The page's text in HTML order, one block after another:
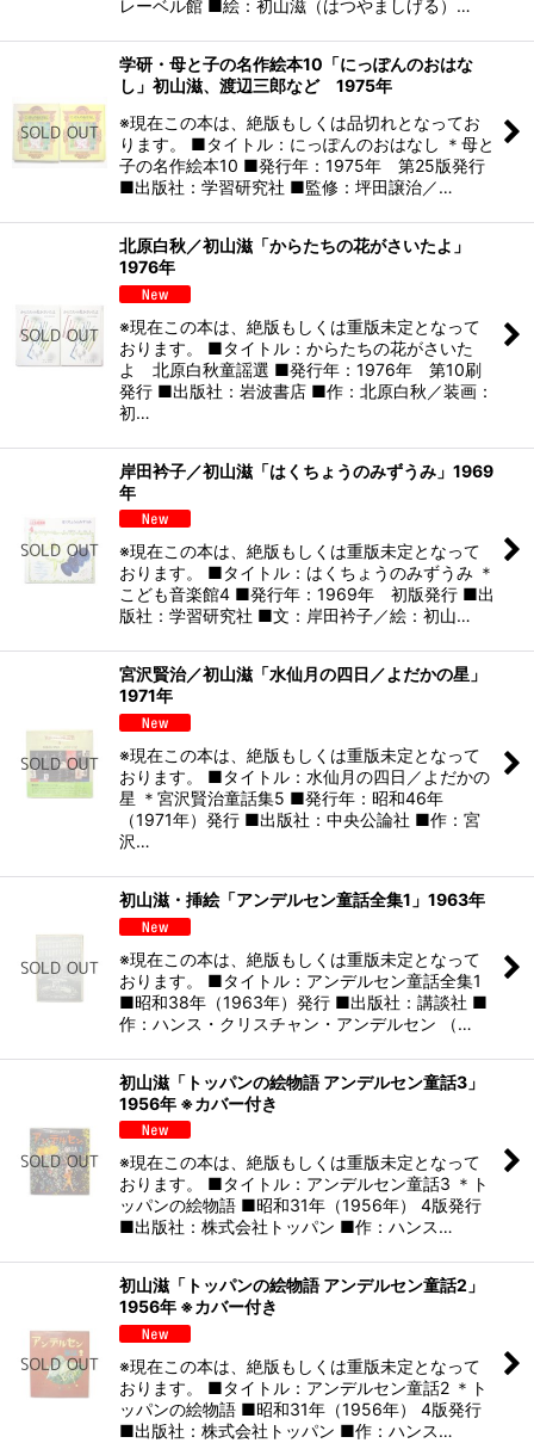
レーベル館 ■絵：初山滋（はつやましげる）…
学研・母と子の名作絵本10「にっぽんのおはな
し」初山滋、渡辺三郎など 1975年
※現在この本は、絶版もしくは品切れとなってお
ります。 ■タイトル：にっぽんのおはなし ＊母と
子の名作絵本10 ■発行年：1975年 第25版発行
■出版社：学習研究社 ■監修：坪田譲治／…
北原白秋／初山滋「からたちの花がさいたよ」
1976年
※現在この本は、絶版もしくは重版未定となって
おります。 ■タイトル：からたちの花がさいた
よ 北原白秋童謡選 ■発行年：1976年 第10刷
発行 ■出版社：岩波書店 ■作：北原白秋／装画：
初…
岸田衿子／初山滋「はくちょうのみずうみ」1969
年
※現在この本は、絶版もしくは重版未定となって
おります。 ■タイトル：はくちょうのみずうみ ＊
こども音楽館4 ■発行年：1969年 初版発行 ■出
版社：学習研究社 ■文：岸田衿子／絵：初山…
宮沢賢治／初山滋「水仙月の四日／よだかの星」
1971年
※現在この本は、絶版もしくは重版未定となって
おります。 ■タイトル：水仙月の四日／よだかの
星 ＊宮沢賢治童話集5 ■発行年：昭和46年
（1971年）発行 ■出版社：中央公論社 ■作：宮
沢…
初山滋・挿絵「アンデルセン童話全集1」1963年
※現在この本は、絶版もしくは重版未定となって
おります。 ■タイトル：アンデルセン童話全集1
■昭和38年（1963年）発行 ■出版社：講談社 ■
作：ハンス・クリスチャン・アンデルセン （…
初山滋「トッパンの絵物語 アンデルセン童話3」
1956年 ※カバー付き
※現在この本は、絶版もしくは重版未定となって
おります。 ■タイトル：アンデルセン童話3 ＊ト
ッパンの絵物語 ■昭和31年（1956年） 4版発行
■出版社：株式会社トッパン ■作：ハンス…
初山滋「トッパンの絵物語 アンデルセン童話2」
1956年 ※カバー付き
※現在この本は、絶版もしくは重版未定となって
おります。 ■タイトル：アンデルセン童話2 ＊ト
ッパンの絵物語 ■昭和31年（1956年） 4版発行
■出版社：株式会社トッパン ■作：ハンス…